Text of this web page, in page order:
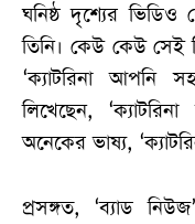
ঘনিষ্ঠ দৃশ্যের ভিডিও
তিনি। কেউ কেউ সেই
‘ক্যাটরিনা আপনি
লিখেছেন,
অনেকের ভাষ্য,
প্রসঙ্গত, ‘ব্যাড